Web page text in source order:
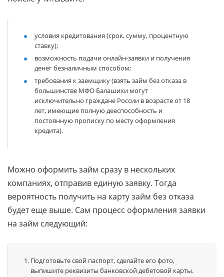
условия кредитования (срок, сумму, процентную
ставку);
возможность подачи онлайн-заявки и получения
денег безналичным способом;
требования к заемщику (взять займ без отказа в
большинстве МФО Балашихи могут
исключительно граждане России в возрасте от 18
лет, имеющие полную дееспособность и
постоянную прописку по месту оформления
кредита).
Можно оформить займ сразу в нескольких
компаниях, отправив единую заявку. Тогда
вероятность получить на карту займ без отказа
будет еще выше. Сам процесс оформления заявки
на займ следующий:
Подготовьте свой паспорт, сделайте его фото,
выпишите реквизиты банковской дебетовой карты.